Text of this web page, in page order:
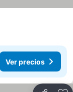
Ver precios